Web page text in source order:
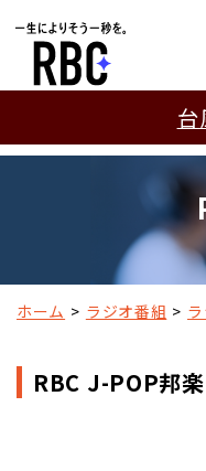
ホーム ラジオ番組
RBC J-POP邦